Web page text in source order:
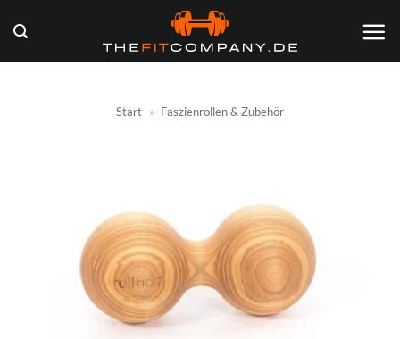
Inhalt
springen
Start » Faszienrollen & Zubehör